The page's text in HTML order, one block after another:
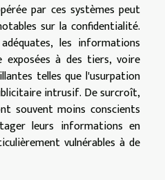
par ces systèmes peut
sur la confidentialité.
les informations
exposées à des tiers, voire
telles que l'usurpation
intrusif. De surcroît,
souvent moins conscients
leurs informations en
vulnérables à de